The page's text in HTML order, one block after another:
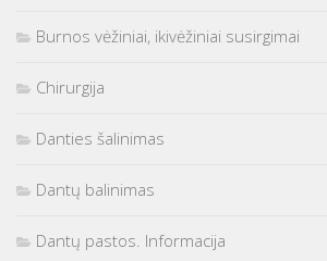
Burnos vėžiniai, ikivėžiniai susirgimai
Chirurgija
Danties šalinimas
Dantų balinimas
Dantų pastos. Informacija